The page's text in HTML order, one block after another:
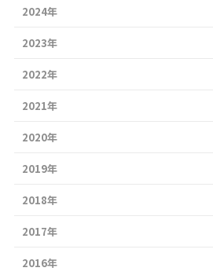
2024年
2023年
2022年
2021年
2020年
2019年
2018年
2017年
2016年